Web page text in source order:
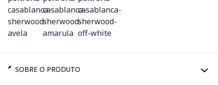
SOBRE O PRODUTO